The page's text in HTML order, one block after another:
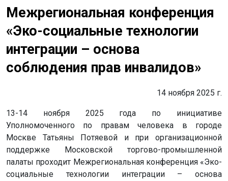
Межрегиональная конференция
«Эко-социальные технологии
интеграции – основа
соблюдения прав инвалидов»
14 ноября 2025 г.
13-14 ноября 2025 года по инициативе
Уполномоченного по правам человека в городе
Москве Татьяны Потяевой и при организационной
поддержке Московской торгово-промышленной
палаты проходит Межрегиональная конференция «Эко-
социальные технологии интеграции – основа